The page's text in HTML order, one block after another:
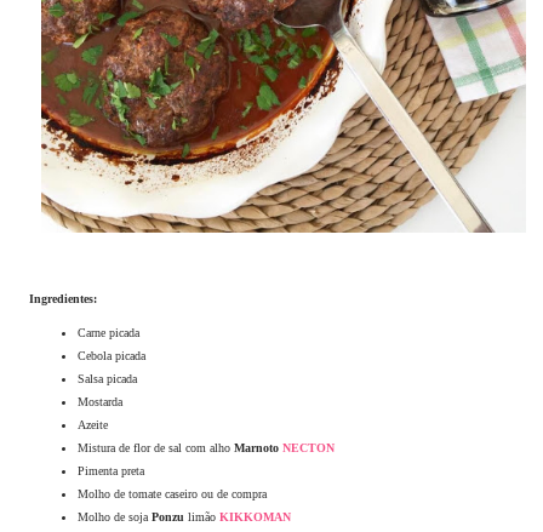
Ingredientes:
Carne picada
Cebola picada
Salsa picada
Mostarda
Azeite
Mistura de flor de sal com alho Marnoto NECTON
Pimenta preta
Molho de tomate caseiro ou de compra
Molho de sojaPonzu limão KIKKOMAN